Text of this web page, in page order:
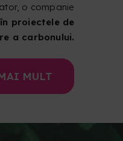
o companie
proiectele de
a carbonului.
MULT